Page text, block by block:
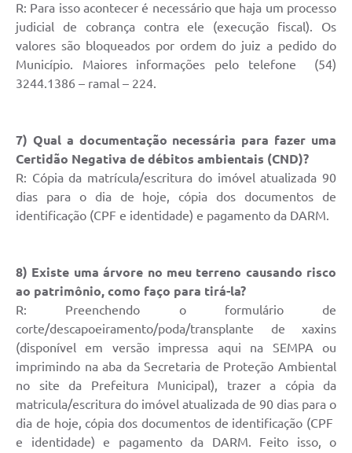
Turismo
Receitas
Despesas
Relatório de gestão fiscal
Relatório circunstanciado
Gestão Fiscal
Contratos
Colaborador
Quadro de Pessoal
Veículos
Imóveis locados
Imóveis territorial
R: Para isso acontecer é necessário que haja um processo
judicial de cobrança contra ele (execução fiscal). Os
valores são bloqueados por ordem do juiz a pedido do
Município. Maiores informações pelo telefone (54)
3244.1386 – ramal – 224.
7) Qual a documentação necessária para fazer uma
Certidão Negativa de débitos ambientais (CND)?
R: Cópia da matrícula/escritura do imóvel atualizada 90
dias para o dia de hoje, cópia dos documentos de
identificação (CPF e identidade) e pagamento da DARM.
8) Existe uma árvore no meu terreno causando risco
ao patrimônio, como faço para tirá-la?
R: Preenchendo o formulário de
corte/descapoeiramento/poda/transplante de xaxins
(disponível em versão impressa aqui na SEMPA ou
imprimindo na aba da Secretaria de Proteção Ambiental
no site da Prefeitura Municipal), trazer a cópia da
matricula/escritura do imóvel atualizada de 90 dias para o
dia de hoje, cópia dos documentos de identificação (CPF
e identidade) e pagamento da DARM. Feito isso, o